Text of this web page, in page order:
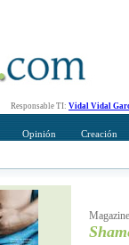
Responsable TI: Vidal Vidal
Opinión Creación